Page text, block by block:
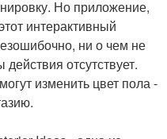
Но приложение,
интерактивный
ни о чем не
отсутствует.
изменить цвет пола -